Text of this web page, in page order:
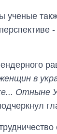
ученые
-
в
Отныне